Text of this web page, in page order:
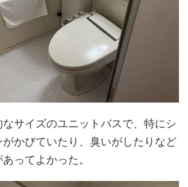
サイズのユニットバスで、特にシ
がかびていたり、臭いがしたりなど
ってよかった。